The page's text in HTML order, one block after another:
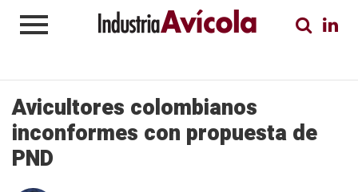
Avicultores colombianos
inconformes con propuesta de
PND